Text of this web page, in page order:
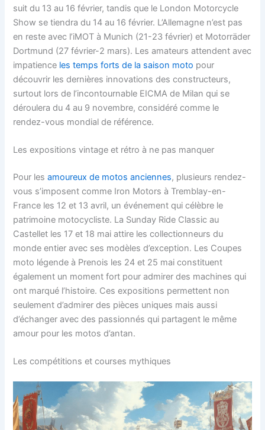
suit du 13 au 16 février, tandis que le London Motorcycle
Show se tiendra du 14 au 16 février. L’Allemagne n’est pas
en reste avec l’iMOT à Munich (21-23 février) et Motorräder
Dortmund (27 février-2 mars). Les amateurs attendent avec
impatience les temps forts de la saison moto pour
découvrir les dernières innovations des constructeurs,
surtout lors de l’incontournable EICMA de Milan qui se
déroulera du 4 au 9 novembre, considéré comme le
rendez-vous mondial de référence.
Les expositions vintage et rétro à ne pas manquer
Pour lesamoureux de motos anciennes, plusieurs rendez-
vous s’imposent comme Iron Motors à Tremblay-en-
France les 12 et 13 avril, un événement qui célèbre le
patrimoine motocycliste. La Sunday Ride Classic au
Castellet les 17 et 18 mai attire les collectionneurs du
monde entier avec ses modèles d’exception. Les Coupes
moto légende à Prenois les 24 et 25 mai constituent
également un moment fort pour admirer des machines qui
ont marqué l’histoire. Ces expositions permettent non
seulement d’admirer des pièces uniques mais aussi
d’échanger avec des passionnés qui partagent le même
amour pour les motos d’antan.
Les compétitions et courses mythiques